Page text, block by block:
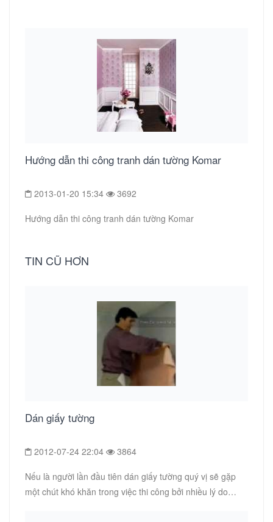
Hướng dẫn thi công tranh dán tường Komar
2013-01-20 15:34 3692
Hướng dẫn thi công tranh dán tường Komar
TIN CŨ HƠN
Dán giấy tường
2012-07-24 22:04 3864
Nếu là người lần đầu tiên dán giấy tường quý vị sẽ gặp
một chút khó khăn trong việc thi công bởi nhiều lý do